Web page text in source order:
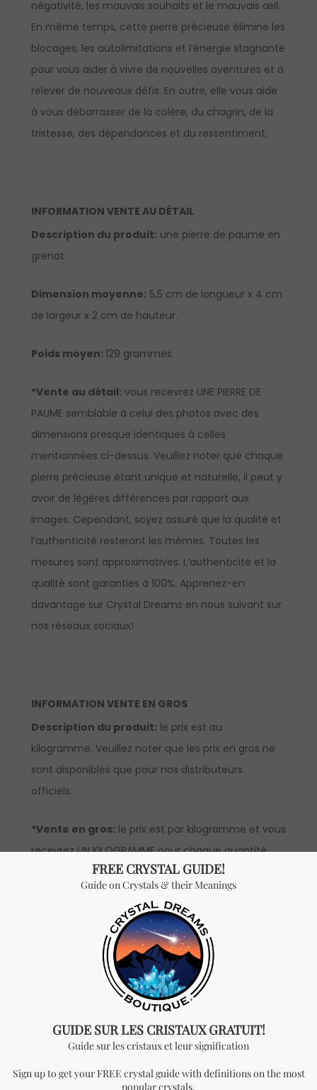
négativité, les mauvais souhaits et le mauvais œil.
En même temps, cette pierre précieuse élimine les
blocages, les autolimitations et l’énergie stagnante
pour vous aider à vivre de nouvelles aventures et à
relever de nouveaux défis. En outre, elle vous aide
à vous débarrasser de la colère, du chagrin, de la
tristesse, des dépendances et du ressentiment.
INFORMATION VENTE AU DÉTAIL
Description du produit: une pierre de paume en
grenat
Dimension moyenne: 5,5 cm de longueur x 4 cm
de largeur x 2 cm de hauteur.
Poids moyen: 129 grammes.
*Vente au détail: vous recevrez UNE PIERRE DE
PAUME semblable à celui des photos avec des
dimensions presque identiques à celles
mentionnées ci-dessus. Veuillez noter que chaque
pierre précieuse étant unique et naturelle, il peut y
avoir de légères différences par rapport aux
images. Cependant, soyez assuré que la qualité et
l’authenticité resteront les mêmes. Toutes les
mesures sont approximatives. L’authenticité et la
qualité sont garanties à 100%. Apprenez-en
davantage sur Crystal Dreams en nous suivant sur
nos réseaux sociaux!
INFORMATION VENTE EN GROS
Description du produit: le prix est au
kilogramme. Veuillez noter que les prix en gros ne
sont disponibles que pour nos distributeurs
officiels.
*Vente en gros: le prix est par kilogramme et vous
recevrez UN KILOGRAMME pour chaque quantité
ajoutée. Pour avoir accès aux prix en gros, vous
devrez faire une demande pour devenir un
distributeur officiel. Veuillez noter que la quantité
minimum à commander pour la vente en gros de
cet article est d’un kilogramme.
Vous cherchez quelque
chose de spécial? Jetez
un coup d'œil à nos